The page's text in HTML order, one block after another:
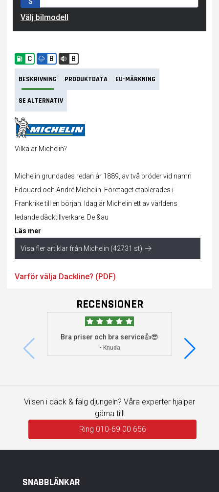
Välj bilmodell
C B B
BESKRIVNING PRODUKTDATA EU-MÄRKNING
SE ALTERNATIV
Vilka är Michelin?
Michelin grundades redan år 1889, av två bröder vid namn
Edouard och André Michelin. Företaget etablerades i
Frankrike till en början. Idag är Michelin ett av världens
ledande däcktillverkare. De &au
Läs mer
Visa fler artiklar från Michelin (42731 st)
Varför välja Dackline? (PDF)
RECENSIONER
Bra priser och bra service👍😎
- Knuda
Vilsen i däck & fälg djungeln? Våra experter hjälper
gärna till!
Ring 010-69 00 656
SNABBLÄNKAR